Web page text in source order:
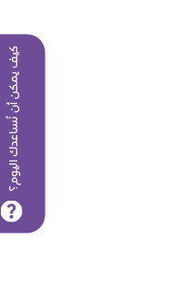
كيف يمكن أن نُساعدك اليوم؟